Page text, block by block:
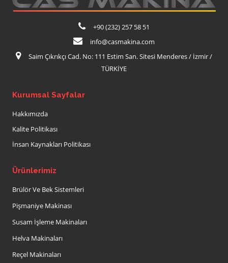
+90 (232) 257 58 51
info@casmakina.com
Saim Çıkrıkçı Cad. No: 111 Estim San. Sitesi Menderes / İzmir /
TÜRKİYE
Kurumsal Sayfalar
Hakkımızda
Kalite Politikası
İnsan Kaynakları Politikası
Ürünlerimiz
Brülör Ve Bek Sistemleri
Pişmaniye Makinası
Susam İşleme Makinaları
Helva Makinaları
Reçel Makinaları